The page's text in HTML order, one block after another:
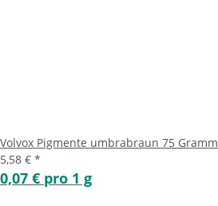
Volvox Pigmente umbrabraun 75 Gramm
5,58 € *
0,07 € pro 1 g